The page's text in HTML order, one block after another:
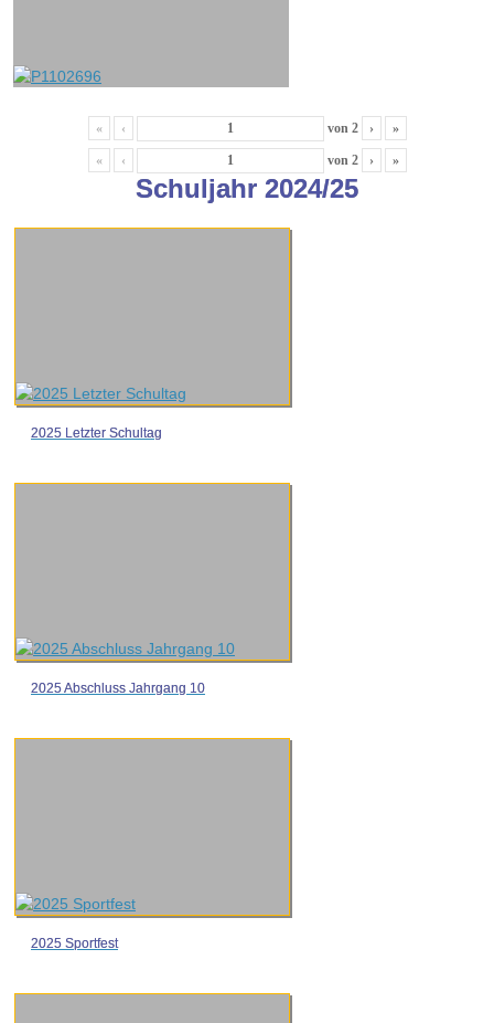
« ‹ von 2 › »
« ‹ von 2 › »
Schuljahr 2024/25
2025 Letzter Schultag
2025 Abschluss Jahrgang 10
2025 Sportfest